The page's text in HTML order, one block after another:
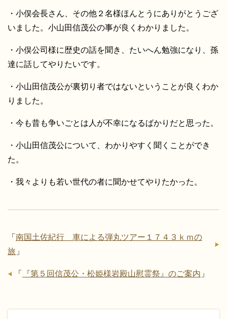
・小俣会長さん、その他２名様ほんとうにありがとうござ
いました。小山田信茂公の事が良くわかりました。
・小俣公司様に歴史の話を聞き、たいへん勉強になり、孫
達に話してやりたいです。
・小山田信茂公が裏切り者ではないということが良くわか
りました。
・今も昔も争いごとは人が不幸になるばかりだと思った。
・小山田信茂公について、わかりやすく聞くことができ
た。
・我々よりも若い世代の者に聞かせてやりたかった。
「 南国土佐紀行 車による弾丸ツアー１７４３ｋｍの
旅 」
「 『第５回信茂公・松姫様岩殿山慰霊祭』のご案内 」